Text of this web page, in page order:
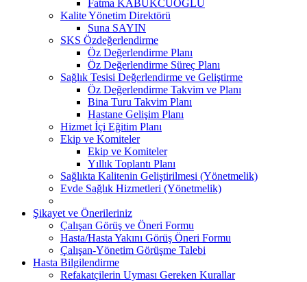
Fatma KABUKCUOĞLU
Kalite Yönetim Direktörü
Suna SAYIN
SKS Özdeğerlendirme
Öz Değerlendirme Planı
Öz Değerlendirme Süreç Planı
Sağlık Tesisi Değerlendirme ve Geliştirme
Öz Değerlendirme Takvim ve Planı
Bina Turu Takvim Planı
Hastane Gelişim Planı
Hizmet İçi Eğitim Planı
Ekip ve Komiteler
Ekip ve Komiteler
Yıllık Toplantı Planı
Sağlıkta Kalitenin Geliştirilmesi (Yönetmelik)
Evde Sağlık Hizmetleri (Yönetmelik)
Şikayet ve Önerileriniz
Çalışan Görüş ve Öneri Formu
Hasta/Hasta Yakını Görüş Öneri Formu
Çalışan-Yönetim Görüşme Talebi
Hasta Bilgilendirme
Refakatçilerin Uyması Gereken Kurallar